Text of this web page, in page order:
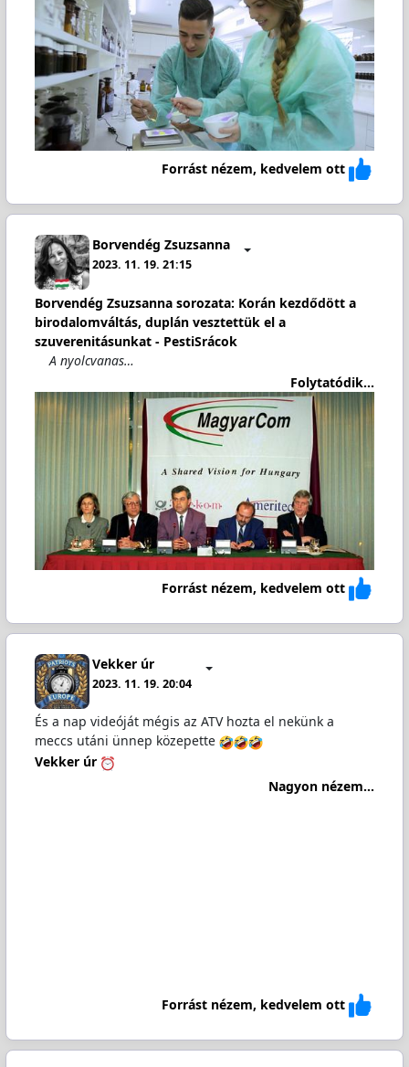
Forrást nézem, kedvelem ott
Borvendég Zsuzsanna
2023. 11. 19. 21:15
Borvendég Zsuzsanna sorozata: Korán kezdődött a
birodalomváltás, duplán vesztettük el a
szuverenitásunkat - PestiSrácok
A nyolcvanas…
Folytatódik...
Forrást nézem, kedvelem ott
Vekker úr
2023. 11. 19. 20:04
És a nap videóját mégis az ATV hozta el nekünk a
meccs utáni ünnep közepette
Vekker úr
Nagyon nézem...
Forrást nézem, kedvelem ott